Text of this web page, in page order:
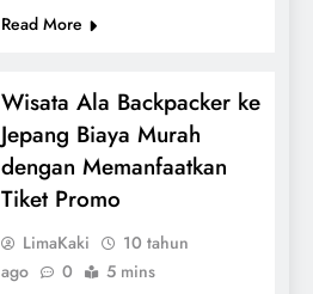
Read More
Wisata Ala Backpacker ke
Jepang Biaya Murah
dengan Memanfaatkan
Tiket Promo
LimaKaki
10 tahun
ago
0 5 mins